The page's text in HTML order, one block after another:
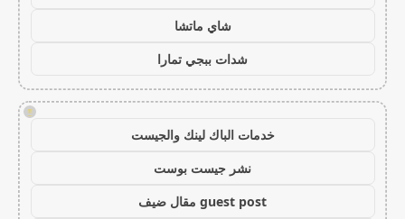
شاي ماتشا
شدات ببجي تمارا
!
خدمات الباك لينك والجيست
نشر جيست بوست
guest post مقال ضيف